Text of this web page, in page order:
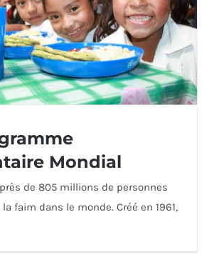
Alimentaire Mondial
Mondial
de 805 millions de personnes
faim dans le monde. Créé en 1961,